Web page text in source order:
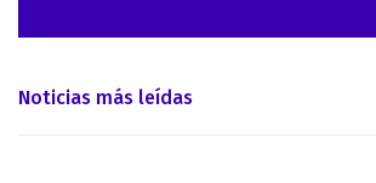
Noticias más leídas